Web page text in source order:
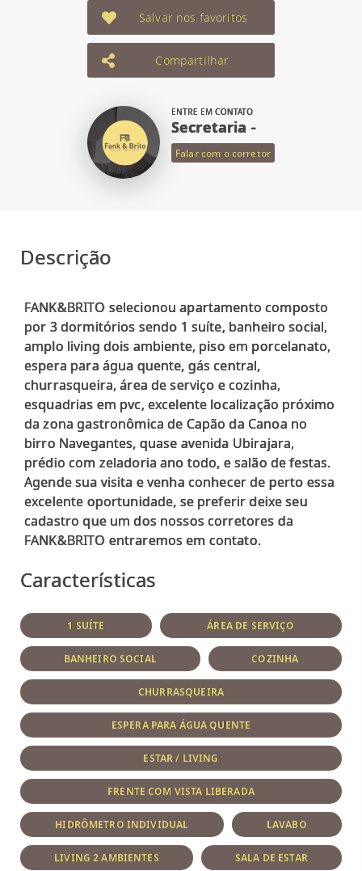
Salvar nos favoritos
Compartilhar
ENTRE EM CONTATO
Secretaria -
Falar com o corretor
Descrição
FANK&BRITO selecionou apartamento composto
por 3 dormitórios sendo 1 suíte, banheiro social,
amplo living dois ambiente, piso em porcelanato,
espera para água quente, gás central,
churrasqueira, área de serviço e cozinha,
esquadrias em pvc, excelente localização próximo
da zona gastronômica de Capão da Canoa no
birro Navegantes, quase avenida Ubirajara,
prédio com zeladoria ano todo, e salão de festas.
Agende sua visita e venha conhecer de perto essa
excelente oportunidade, se preferir deixe seu
cadastro que um dos nossos corretores da
FANK&BRITO entraremos em contato.
Características
1 SUÍTE ÁREA DE SERVIÇO
BANHEIRO SOCIAL COZINHA
CHURRASQUEIRA
ESPERA PARA ÁGUA QUENTE
ESTAR / LIVING
FRENTE COM VISTA LIBERADA
HIDRÔMETRO INDIVIDUAL LAVABO
LIVING 2 AMBIENTES SALA DE ESTAR